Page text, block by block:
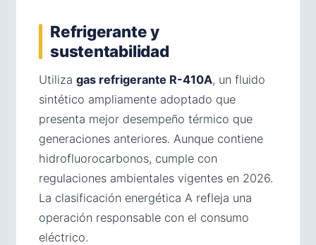
Refrigerante y
sustentabilidad
Utiliza gas refrigerante R-410A, un fluido
sintético ampliamente adoptado que
presenta mejor desempeño térmico que
generaciones anteriores. Aunque contiene
hidrofluorocarbonos, cumple con
regulaciones ambientales vigentes en 2026.
La clasificación energética A refleja una
operación responsable con el consumo
eléctrico.